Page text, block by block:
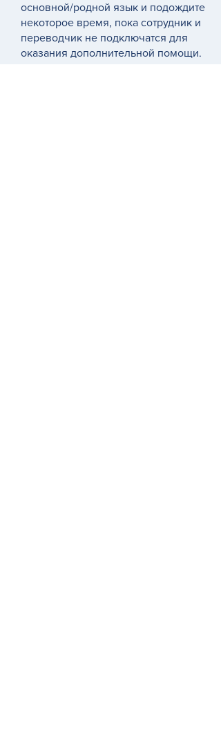
основной/родной язык и подождите
некоторое время, пока сотрудник и
переводчик не подключатся для
оказания дополнительной помощи.